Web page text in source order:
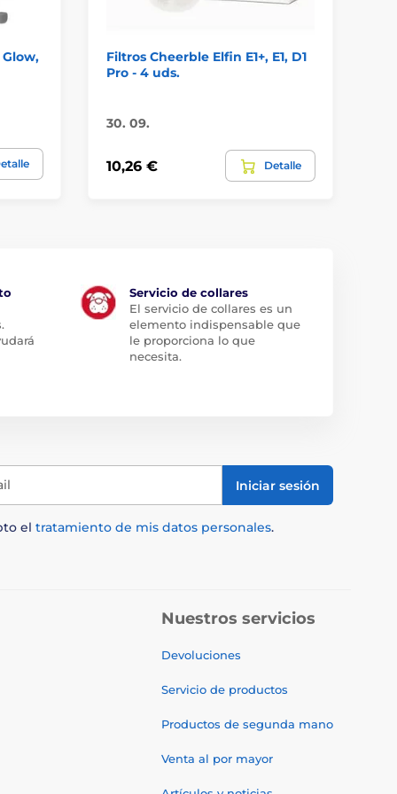
Filtros Cheerble Elfin E1+, E1, D1
Pro - 4 uds.
30. 09.
10,26 € Detalle
Servicio de collares
El servicio de collares es un
elemento indispensable que
le proporciona lo que
necesita.
Iniciar sesión
el tratamiento de mis datos personales.
Nuestros servicios
Devoluciones
Servicio de productos
Productos de segunda mano
Venta al por mayor